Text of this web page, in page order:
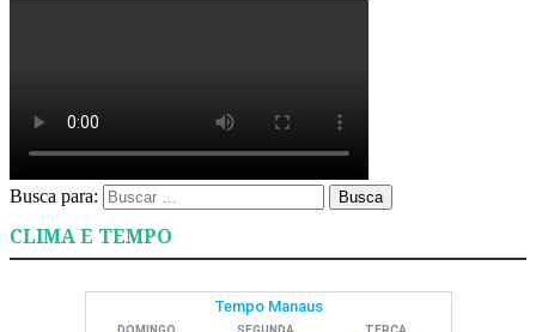
Busca para: Busca
CLIMA E TEMPO